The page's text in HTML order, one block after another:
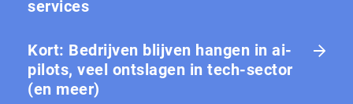
services
Kort: Bedrijven blijven hangen in ai-
pilots, veel ontslagen in tech-sector
(en meer)